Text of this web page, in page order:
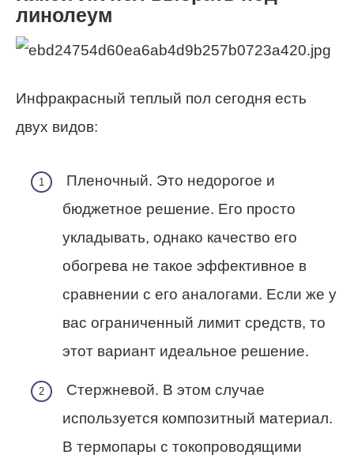
линолеум
Инфракрасный теплый пол сегодня есть
двух видов:
Пленочный. Это недорогое и
бюджетное решение. Его просто
укладывать, однако качество его
обогрева не такое эффективное в
сравнении с его аналогами. Если же у
вас ограниченный лимит средств, то
этот вариант идеальное решение.
Стержневой. В этом случае
используется композитный материал.
В термопары с токопроводящими